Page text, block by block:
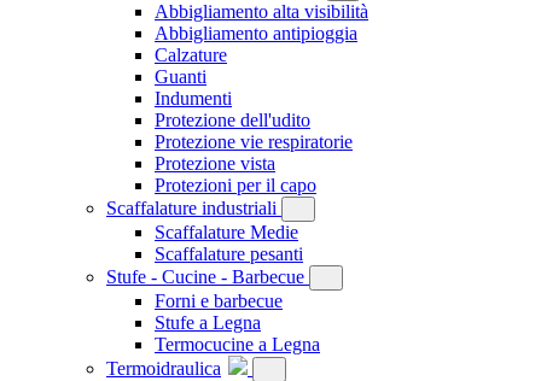
Abbigliamento alta visibilità
Abbigliamento antipioggia
Calzature
Guanti
Indumenti
Protezione dell'udito
Protezione vie respiratorie
Protezione vista
Protezioni per il capo
Scaffalature industriali
Scaffalature Medie
Scaffalature pesanti
Stufe - Cucine - Barbecue
Forni e barbecue
Stufe a Legna
Termocucine a Legna
Termoidraulica